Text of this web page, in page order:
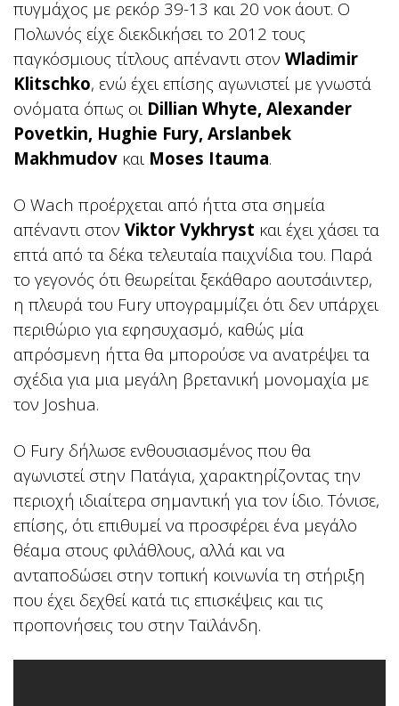
πυγμάχος με ρεκόρ 39-13 και 20 νοκ άουτ. Ο
Πολωνός είχε διεκδικήσει το 2012 τους
παγκόσμιους τίτλους απέναντι στον Wladimir
Klitschko, ενώ έχει επίσης αγωνιστεί με γνωστά
ονόματα όπως οι Dillian Whyte, Alexander
Povetkin, Hughie Fury, Arslanbek
Makhmudov και Moses Itauma.
Ο Wach προέρχεται από ήττα στα σημεία
απέναντι στον Viktor Vykhryst και έχει χάσει τα
επτά από τα δέκα τελευταία παιχνίδια του. Παρά
το γεγονός ότι θεωρείται ξεκάθαρο αουτσάιντερ,
η πλευρά του Fury υπογραμμίζει ότι δεν υπάρχει
περιθώριο για εφησυχασμό, καθώς μία
απρόσμενη ήττα θα μπορούσε να ανατρέψει τα
σχέδια για μια μεγάλη βρετανική μονομαχία με
τον Joshua.
Ο Fury δήλωσε ενθουσιασμένος που θα
αγωνιστεί στην Πατάγια, χαρακτηρίζοντας την
περιοχή ιδιαίτερα σημαντική για τον ίδιο. Τόνισε,
επίσης, ότι επιθυμεί να προσφέρει ένα μεγάλο
θέαμα στους φιλάθλους, αλλά και να
ανταποδώσει στην τοπική κοινωνία τη στήριξη
που έχει δεχθεί κατά τις επισκέψεις και τις
προπονήσεις του στην Ταϊλάνδη.